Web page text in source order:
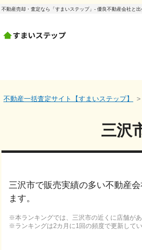
不動産売却・査定なら「すまいステップ」- 優良不動産会社と
不動産一括査定サイト【すまいステップ】
三沢
三沢市で販売実績の多い不動産
ます。
本ランキングでは、 三沢市の近くに店舗が
ランキングは2カ月に1回の頻度で更新して